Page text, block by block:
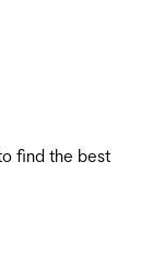
find the best